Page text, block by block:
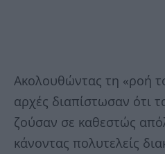
Ακολουθώντας τη «ροή
αρχές διαπίστωσαν ότι
ζούσαν σε καθεστώς
κάνοντας πολυτελείς